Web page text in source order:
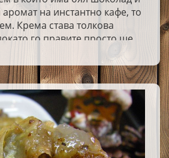
аромат на инстантно кафе, то
Крема става толкова
го правите просто ще